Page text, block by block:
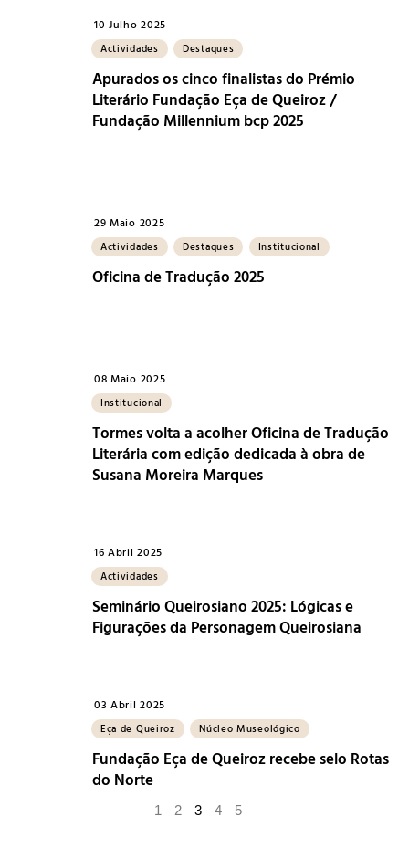
10 Julho 2025
Actividades Destaques
Apurados os cinco finalistas do Prémio
Literário Fundação Eça de Queiroz /
Fundação Millennium bcp 2025
29 Maio 2025
Actividades Destaques Institucional
Oficina de Tradução 2025
08 Maio 2025
Institucional
Tormes volta a acolher Oficina de Tradução
Literária com edição dedicada à obra de
Susana Moreira Marques
16 Abril 2025
Actividades
Seminário Queirosiano 2025: Lógicas e
Figurações da Personagem Queirosiana
03 Abril 2025
Eça de Queiroz Núcleo Museológico
Fundação Eça de Queiroz recebe selo Rotas
do Norte
1 2 3 4 5